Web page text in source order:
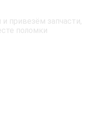
привезём запчасти,
поломки